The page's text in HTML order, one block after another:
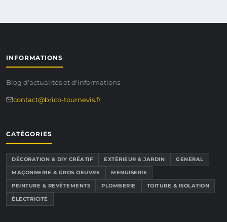
INFORMATIONS
Blog d'actualités et d'informations
contact@brico-tournevis.fr
CATÉGORIES
DÉCORATION & DIY CRÉATIF EXTÉRIEUR & JARDIN
GENERAL
MAÇONNERIE & GROS OEUVRE
MENUISERIE
PEINTURE & REVÊTEMENTS
PLOMBERIE
TOITURE & ISOLATION
ÉLECTRICITÉ